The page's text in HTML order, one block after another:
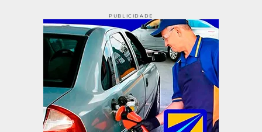
PUBLICIDADE